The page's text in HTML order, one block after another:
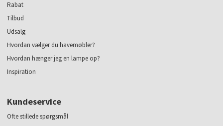
Rabat
Tilbud
Udsalg
Hvordan vælger du havemøbler?
Hvordan hænger jeg en lampe op?
Inspiration
Kundeservice
Ofte stillede spørgsmål